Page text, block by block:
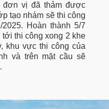
đơn vị đã thảm được
tạo nhám sẽ thi công
Hoàn thành 5/7
tới thi công xong 2 khe
khu vực thi công của
và trên mặt cầu sẽ